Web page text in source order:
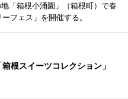
「箱根小涌園」（箱根町）で春
フェス」を開催する。
箱根スイーツコレクション」